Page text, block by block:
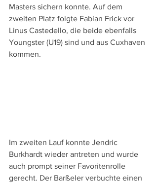
Masters sichern konnte. Auf dem
zweiten Platz folgte Fabian Frick vor
Linus Castedello, die beide ebenfalls
Youngster (U19) sind und aus Cuxhaven
kommen.
Im zweiten Lauf konnte Jendric
Burkhardt wieder antreten und wurde
auch prompt seiner Favoritenrolle
gerecht. Der Barßeler verbuchte einen